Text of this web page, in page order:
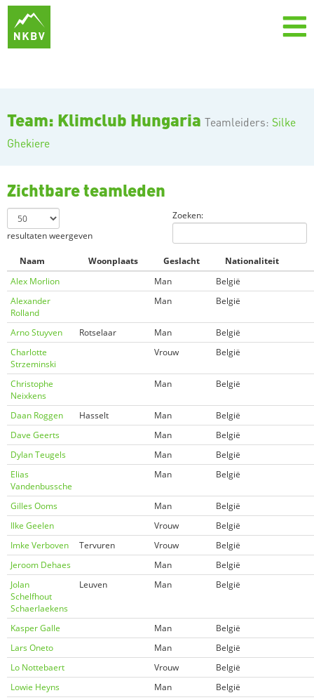
Team: Klimclub Hungaria Teamleiders: Silke
Ghekiere
Zichtbare teamleden
resultaten weergeven
Zoeken:
Naam Woonplaats Geslacht
Nationaliteit
Alex Morlion
Man
België
Alexander
Rolland
Man België
Arno Stuyven Rotselaar Man
België
Charlotte
Strzeminski
Vrouw België
Christophe
Neixkens
Man België
Daan Roggen Hasselt Man
België
Dave Geerts
Man
België
Dylan Teugels
Man
België
Elias
Vandenbussche
Man België
Gilles Ooms Man
België
Ilke Geelen
Vrouw
België
Imke Verboven
Tervuren Vrouw
België
Jeroom Dehaes
Man
België
Jolan
Schelfhout
Schaerlaekens
Leuven Man België
Kasper Galle Man
België
Lars Oneto
Man
België
Lo Nottebaert
Vrouw
België
Lowie Heyns
Man
België